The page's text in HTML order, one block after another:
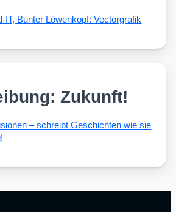
Zukunft!
– schreibt Geschich­ten wie sie